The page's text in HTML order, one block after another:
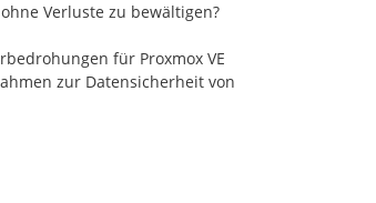
Verluste zu bewältigen?
für Proxmox VE
zur Datensicherheit von